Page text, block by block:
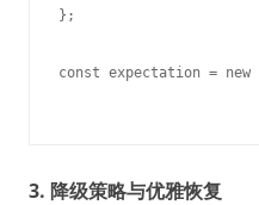
};
3. 降级策略与优雅恢复